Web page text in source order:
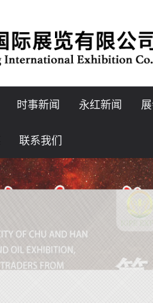
时事新闻 永红新闻
联系我们